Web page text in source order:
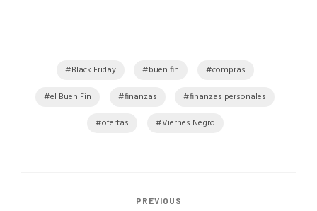
Black Friday buen fin
compras
el Buen Fin
finanzas
finanzas personales
ofertas
Viernes Negro
PREVIOUS